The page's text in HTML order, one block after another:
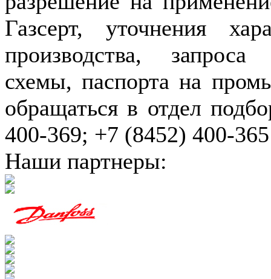
Газсерт, уточнения
производства,
схемы, паспорта на
обращаться в отдел
400-369; +7 (8452) 400-365
Наши партнеры: